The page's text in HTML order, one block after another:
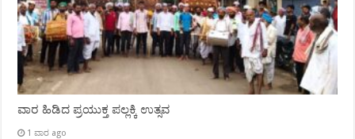
ವಾರ ಹಿಡಿದ ಪ್ರಯುಕ್ತ ಪಲ್ಲಕ್ಕಿ ಉತ್ಸವ
1 ವಾರ ago